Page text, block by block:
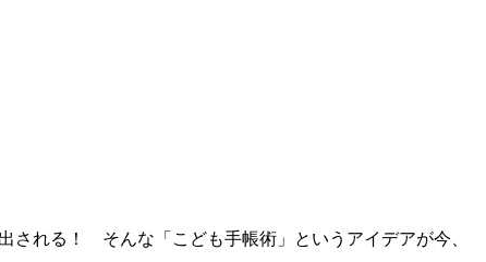
される！ そんな「こども手帳術」というアイデアが今、